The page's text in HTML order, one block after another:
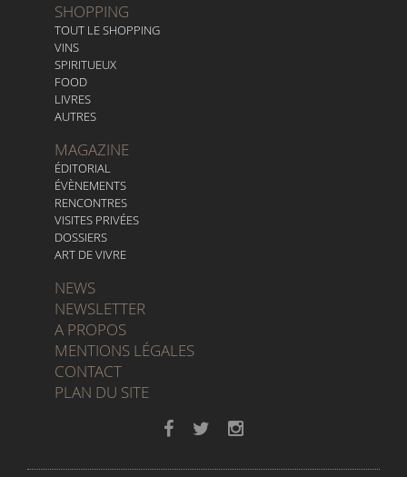
SHOPPING
TOUT LE SHOPPING
VINS
SPIRITUEUX
FOOD
LIVRES
AUTRES
MAGAZINE
ÉDITORIAL
ÉVÈNEMENTS
RENCONTRES
VISITES PRIVÉES
DOSSIERS
ART DE VIVRE
NEWS
NEWSLETTER
A PROPOS
MENTIONS LÉGALES
CONTACT
PLAN DU SITE